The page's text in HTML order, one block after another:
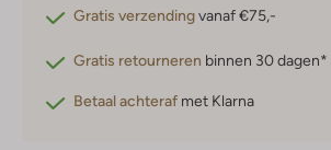
Gratis verzendingvanaf €75,-
Gratis retourneren binnen 30 dagen*
Betaal achteraf met Klarna